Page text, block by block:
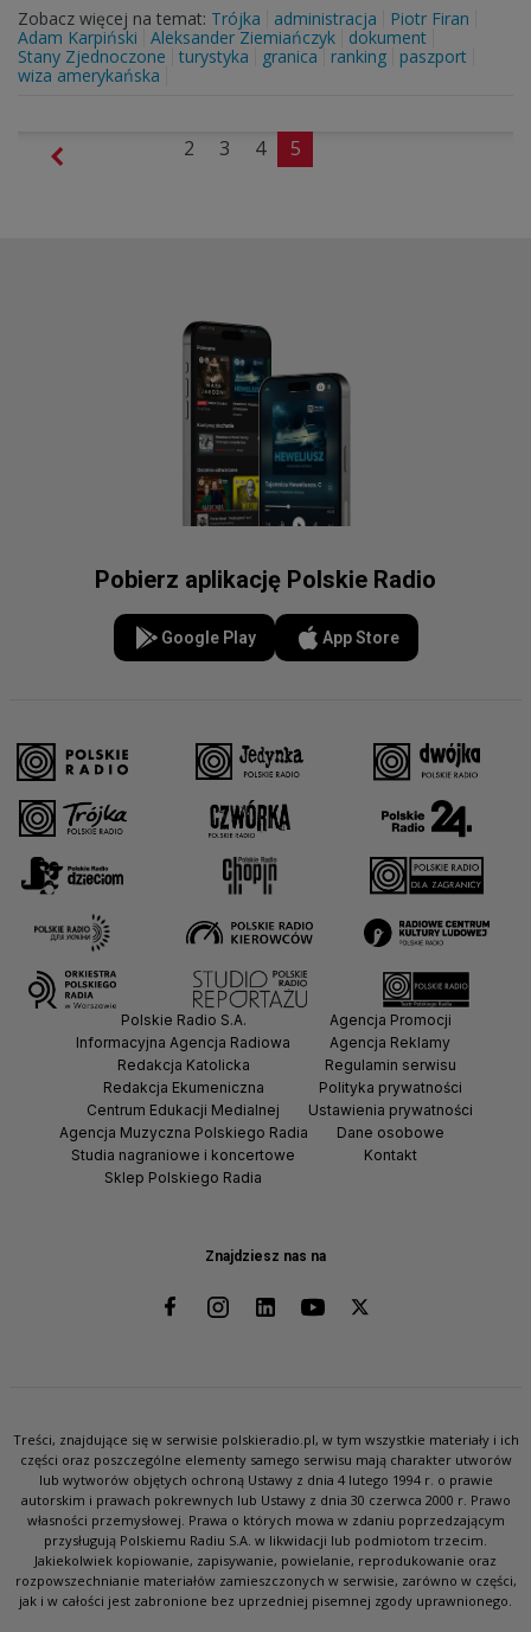
Zobacz więcej na temat: Trójka administracja
Piotr Firan
Adam Karpiński
Aleksander Ziemiańczyk
dokument
Stany Zjednoczone
turystyka granica ranking
paszport
wiza amerykańska
2 3 4 5
Pobierz aplikację Polskie Radio
Google Play App Store
Znajdziesz nas na
Polskie Radio S.A.
Informacyjna Agencja Radiowa
Redakcja Katolicka
Redakcja Ekumeniczna
Centrum Edukacji Medialnej
Agencja Muzyczna Polskiego Radia
Studia nagraniowe i koncertowe
Sklep Polskiego Radia
Agencja Promocji
Agencja Reklamy
Regulamin serwisu
Polityka prywatności
Ustawienia prywatności
Dane osobowe
Kontakt
Treści, znajdujące się w serwisie polskieradio.pl, w tym wszystkie materiały i ich
części oraz poszczególne elementy samego serwisu mają charakter utworów
lub wytworów objętych ochroną Ustawy z dnia 4 lutego 1994 r. o prawie
autorskim i prawach pokrewnych lub Ustawy z dnia 30 czerwca 2000 r. Prawo
własności przemysłowej. Prawa o których mowa w zdaniu poprzedzającym
przysługują Polskiemu Radiu S.A. w likwidacji lub podmiotom trzecim.
Jakiekolwiek kopiowanie, zapisywanie, powielanie, reprodukowanie oraz
rozpowszechnianie materiałów zamieszczonych w serwisie, zarówno w części,
jak i w całości jest zabronione bez uprzedniej pisemnej zgody uprawnionego.